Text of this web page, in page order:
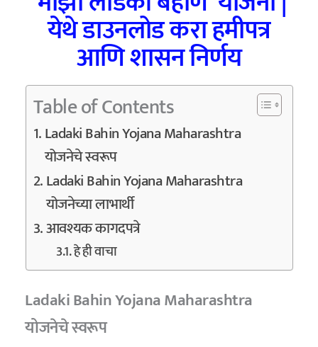
येथे डाउनलोड करा हमीपत्र
आणि शासन निर्णय
Table of Contents
Ladaki Bahin Yojana Maharashtra
योजनेचे स्वरूप
Ladaki Bahin Yojana Maharashtra
योजनेच्या लाभार्थी
आवश्यक कागदपत्रे
हे ही वाचा
Ladaki Bahin Yojana Maharashtra
योजनेचे स्वरूप